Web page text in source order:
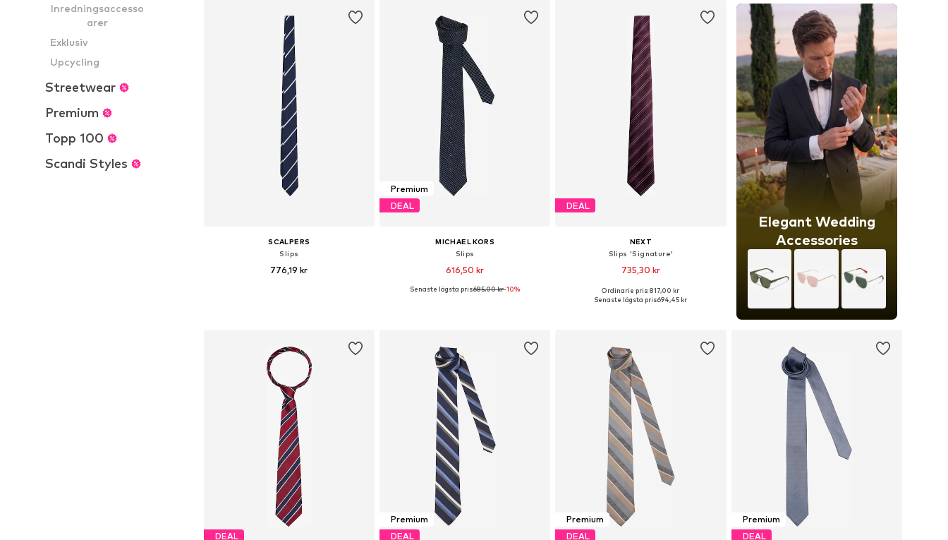
Inredningsaccesso
arer
Exklusiv
Upcycling
Streetwear
Premium
Topp 100
Scandi Styles
SCALPERS
Slips
776,19 kr
Premium
DEAL
MICHAEL KORS
Slips
616,50 kr
Tillgängliga storlekar: One Size
Senaste lägsta pris:685,00 kr-10%
DEAL
NEXT
Slips 'Signature'
735,30 kr
Tillgängliga storlekar: One Size
Ordinarie pris: 817,00 kr
Senaste lägsta pris:694,45 kr
Elegant Wedding
Accessories
DEAL
Premium
DEAL
Premium
DEAL
Premium
DEAL